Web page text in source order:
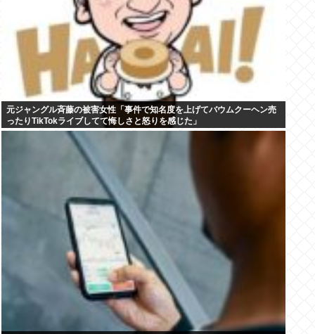
元ジャングル斉藤の被害女性「事件で知名度を上げてバウムクーヘン売
ったりTikTokライブしてて悔しさと怒りを感じた」